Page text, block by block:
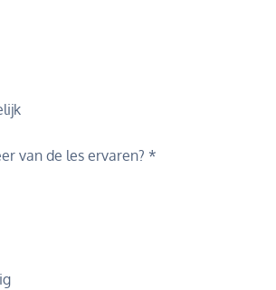
van de les ervaren? *